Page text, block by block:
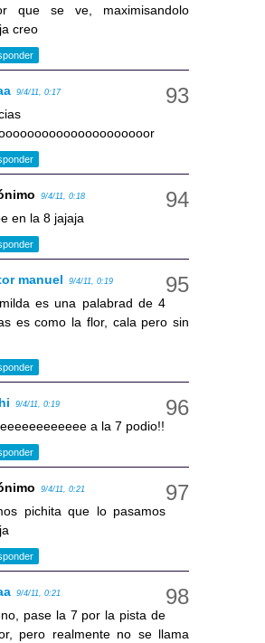
que se ve, maximisandolo
creo
9/4/11, 0:17
9/4/11, 0:18
en la 8 jajaja
manuel 9/4/11, 0:19
es una palabrad de 4
es como la flor, cala pero sin
9/4/11, 0:19
a la 7 podio!!
9/4/11, 0:21
pichita que lo pasamos
9/4/11, 0:21
pase la 7 por la pista de
pero realmente no se llama